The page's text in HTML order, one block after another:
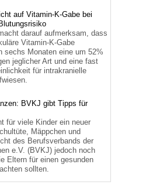
auf Vitamin-K-Gabe bei
darauf aufmerksam, dass
Vitamin-K-Gabe
sechs Monaten eine um 52%
jeglicher Art und eine fast
für intrakranielle
BVKJ gibt Tipps für
für viele Kinder ein neuer
Mäppchen und
des Berufsverbands der
e.V. (BVKJ) jedoch noch
Eltern für einen gesunden
sollten.